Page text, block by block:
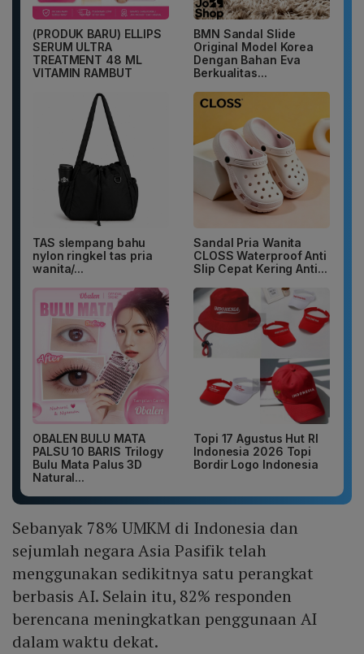
(PRODUK BARU) ELLIPS
SERUM ULTRA
TREATMENT 48 ML
VITAMIN RAMBUT
BMN Sandal Slide
Original Model Korea
Dengan Bahan Eva
Berkualitas...
TAS slempang bahu
nylon ringkel tas pria
wanita/...
Sandal Pria Wanita
CLOSS Waterproof Anti
Slip Cepat Kering Anti...
OBALEN BULU MATA
PALSU 10 BARIS Trilogy
Bulu Mata Palus 3D
Natural...
Topi 17 Agustus Hut RI
Indonesia 2026 Topi
Bordir Logo Indonesia
Sebanyak 78% UMKM di Indonesia dan
sejumlah negara Asia Pasifik telah
menggunakan sedikitnya satu perangkat
berbasis AI. Selain itu, 82% responden
berencana meningkatkan penggunaan AI
dalam waktu dekat.